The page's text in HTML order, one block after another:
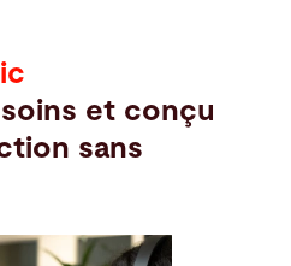
et conçu
sans